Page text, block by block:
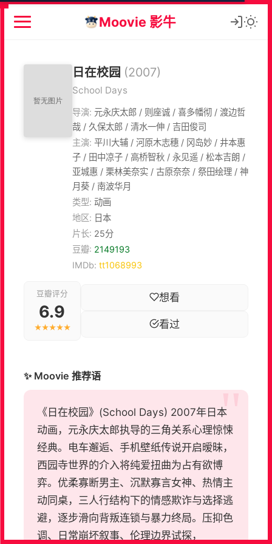
Moovie 影牛
日在校园 (2007)
School Days
导演: 元永庆太郎 / 则座诚 / 喜多幡彻 / 渡边哲
哉 / 久保太郎 / 清水一伸 / 吉田俊司
主演: 平川大辅 / 河原木志穗 / 冈岛妙 / 井本惠
子 / 田中凉子 / 高桥智秋 / 永见遥 / 松本吉朗 /
亚城惠 / 栗林美奈实 / 古原奈奈 / 祭田绘理 / 神
月葵 / 南波华月
类型: 动画
地区: 日本
片长: 25分
豆瓣: 2149193
IMDb: tt1068993
豆瓣评分
6.9
★★★★★
想看
看过
✨ Moovie 推荐语
《日在校园》(School Days) 2007年日本
动画，元永庆太郎执导的三角关系心理惊悚
经典。电车邂逅、手机壁纸传说开启暧昧，
西园寺世界的介入将纯爱扭曲为占有欲博
弈。优柔寡断男主、沉默寡言女神、热情主
动同桌，三人行结构下的情感欺诈与选择逃
避，逐步滑向背叛连锁与暴力终局。压抑色
调、日常崩坏叙事、伦理边界试探，